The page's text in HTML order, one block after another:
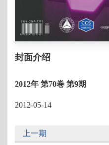
封面介绍
2012年 第70卷 第9期
2012-05-14
上一期